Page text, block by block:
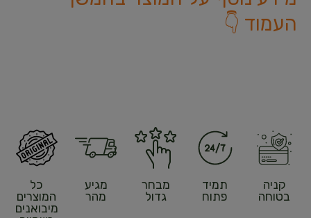
העמוד 👇
קניה
בטוחה
תמיד
פתוח
מבחר
גדול
מגיע
מהר
כל
המוצרים
מיבואנים